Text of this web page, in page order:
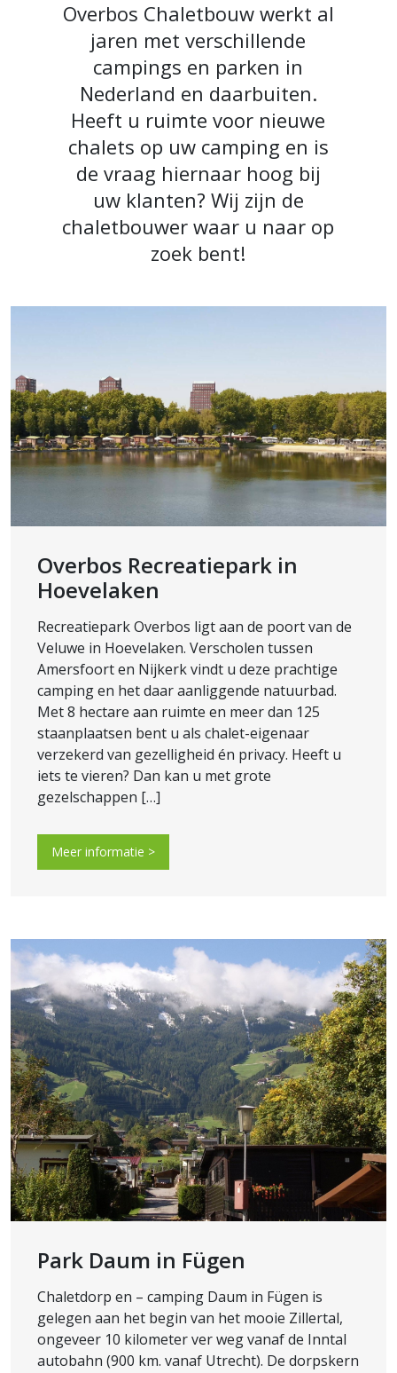
Overbos Chaletbouw werkt al
jaren met verschillende
campings en parken in
Nederland en daarbuiten.
Heeft u ruimte voor nieuwe
chalets op uw camping en is
de vraag hiernaar hoog bij
uw klanten? Wij zijn de
chaletbouwer waar u naar op
zoek bent!
Overbos Recreatiepark in
Hoevelaken
Recreatiepark Overbos ligt aan de poort van de
Veluwe in Hoevelaken. Verscholen tussen
Amersfoort en Nijkerk vindt u deze prachtige
camping en het daar aanliggende natuurbad.
Met 8 hectare aan ruimte en meer dan 125
staanplaatsen bent u als chalet-eigenaar
verzekerd van gezelligheid én privacy. Heeft u
iets te vieren? Dan kan u met grote
gezelschappen […]
Meer informatie >
Park Daum in Fügen
Chaletdorp en – camping Daum in Fügen is
gelegen aan het begin van het mooie Zillertal,
ongeveer 10 kilometer ver weg vanaf de Inntal
autobahn (900 km. vanaf Utrecht). De dorpskern